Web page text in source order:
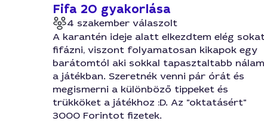
Fifa 20 gyakorlása
4 szakember válaszolt
A karantén ideje alatt elkezdtem elég
fifázni, viszont folyamatosan kikapok egy
barátomtól aki sokkal tapasztaltabb nálam
a játékban. Szeretnék venni pár órát és
megismerni a különböző tippeket és
trükköket a játékhoz :D. Az "oktatásért"
3000 Forintot fizetek.